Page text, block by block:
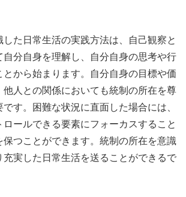
た日常生活の実践方法は、自己観察と
自分自身を理解し、自分自身の思考や行
とから始まります。自分自身の目標や価
他人との関係においても統制の所在を尊
す。困難な状況に直面した場合には、
ロールできる要素にフォーカスすること
保つことができます。統制の所在を意識
充実した日常生活を送ることができるで